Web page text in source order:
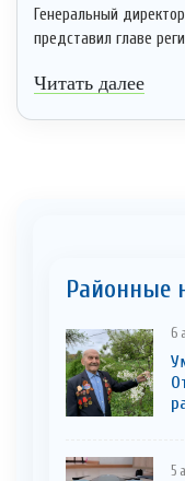
Генеральный
представил главе
Читать далее
Районные
6
5